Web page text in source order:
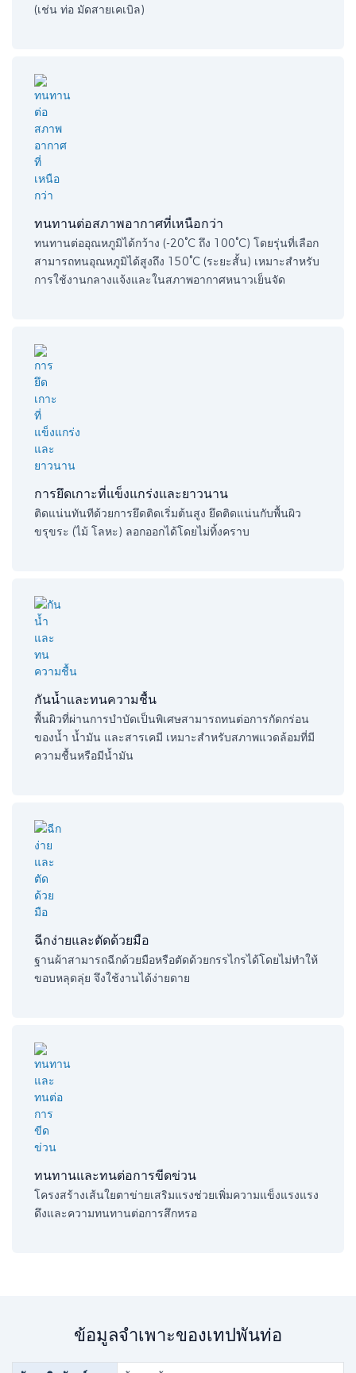
(เช่น ท่อ มัดสายเคเบิล)
ทนทานต่อสภาพอากาศที่เหนือกว่า
ทนทานต่ออุณหภูมิได้กว้าง (-20°C ถึง 100°C) โดยรุ่นที่เลือก
สามารถทนอุณหภูมิได้สูงถึง 150°C (ระยะสั้น) เหมาะสำหรับ
การใช้งานกลางแจ้งและในสภาพอากาศหนาวเย็นจัด
การยึดเกาะที่แข็งแกร่งและยาวนาน​
ติดแน่นทันทีด้วยการยึดติดเริ่มต้นสูง ยึดติดแน่นกับพื้นผิว
ขรุขระ (ไม้ โลหะ) ลอกออกได้โดยไม่ทิ้งคราบ
กันน้ำและทนความชื้น
พื้นผิวที่ผ่านการบำบัดเป็นพิเศษสามารถทนต่อการกัดกร่อน
ของน้ำ น้ำมัน และสารเคมี เหมาะสำหรับสภาพแวดล้อมที่มี
ความชื้นหรือมีน้ำมัน
ฉีกง่ายและตัดด้วยมือ
ฐานผ้าสามารถฉีกด้วยมือหรือตัดด้วยกรรไกรได้โดยไม่ทำให้
ขอบหลุดลุ่ย จึงใช้งานได้ง่ายดาย
ทนทานและทนต่อการขีดข่วน​
โครงสร้างเส้นใยตาข่ายเสริมแรงช่วยเพิ่มความแข็งแรงแรง
ดึงและความทนทานต่อการสึกหรอ
ข้อมูลจำเพาะของเทปพันท่อ